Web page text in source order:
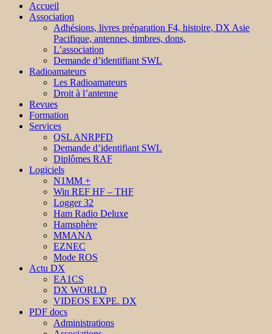
Accueil
Association
Adhésions, livres préparation F4, histoire, DX Asie
Pacifique, antennes, timbres, dons,
L’association
Demande d’identifiant SWL
Radioamateurs
Les Radioamateurs
Droit à l’antenne
Revues
Formation
Services
QSL ANRPFD
Demande d’identifiant SWL
Diplômes RAF
Logiciels
N1MM +
Win REF HF – THF
Logger 32
Ham Radio Deluxe
Hamsphère
MMANA
EZNEC
Mode ROS
Actu DX
EA1CS
DX WORLD
VIDEOS EXPE. DX
PDF docs
Administrations